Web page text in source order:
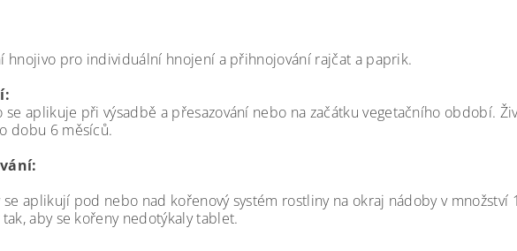
hnojivo pro individuální hnojení a přihnojování rajčat a paprik.
se aplikuje při výsadbě a přesazování nebo na začátku vegetačního období.
dobu 6 měsíců.
se aplikují pod nebo nad kořenový systém rostliny na okraj nádoby v množství
aby se kořeny nedotýkaly tablet.